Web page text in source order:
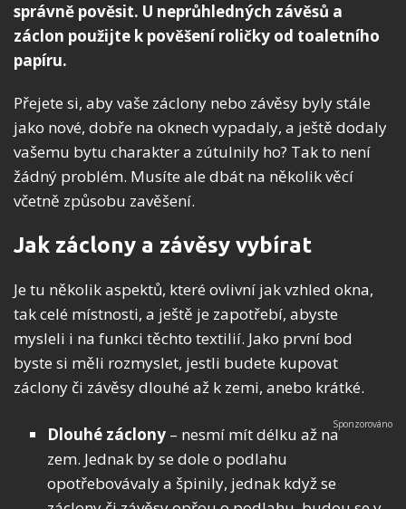
správně pověsit. U neprůhledných závěsů a
záclon použijte k pověšení roličky od toaletního
papíru.
Přejete si, aby vaše záclony nebo závěsy byly stále
jako nové, dobře na oknech vypadaly, a ještě dodaly
vašemu bytu charakter a zútulnily ho? Tak to není
žádný problém. Musíte ale dbát na několik věcí
včetně způsobu zavěšení.
Jak záclony a závěsy vybírat
Je tu několik aspektů, které ovlivní jak vzhled okna,
tak celé místnosti, a ještě je zapotřebí, abyste
mysleli i na funkci těchto textilií. Jako první bod
byste si měli rozmyslet, jestli budete kupovat
záclony či závěsy dlouhé až k zemi, anebo krátké.
Dlouhé záclony – nesmí mít délku až na
zem. Jednak by se dole o podlahu
opotřebovávaly a špinily, jednak když se